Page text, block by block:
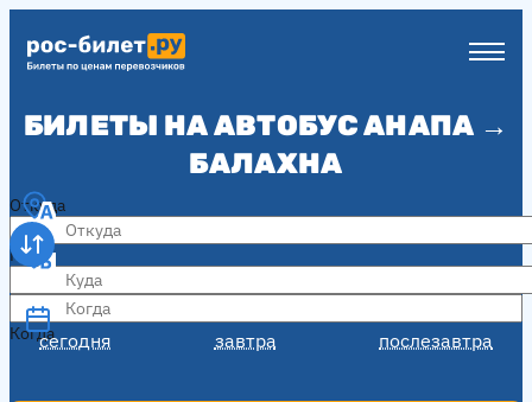
БИЛЕТЫ НА АВТОБУС АНАПА →
БАЛАХНА
Откуда
Куда
Когда
сегодня завтра послезавтра
Когда